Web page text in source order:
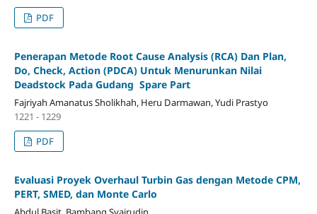
PDF
Penerapan Metode Root Cause Analysis (RCA) Dan Plan,
Do, Check, Action (PDCA) Untuk Menurunkan Nilai
Deadstock Pada Gudang Spare Part
Fajriyah Amanatus Sholikhah, Heru Darmawan, Yudi Prastyo
1221 - 1229
PDF
Evaluasi Proyek Overhaul Turbin Gas dengan Metode CPM,
PERT, SMED, dan Monte Carlo